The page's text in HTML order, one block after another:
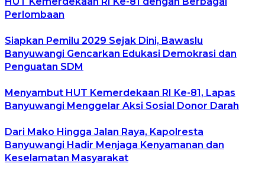
Perlombaan
Siapkan Pemilu 2029 Sejak Dini, Bawaslu
Banyuwangi Gencarkan Edukasi Demokrasi dan
Penguatan SDM
Menyambut HUT Kemerdekaan RI Ke-81, Lapas
Banyuwangi Menggelar Aksi Sosial Donor Darah
Dari Mako Hingga Jalan Raya, Kapolresta
Banyuwangi Hadir Menjaga Kenyamanan dan
Keselamatan Masyarakat